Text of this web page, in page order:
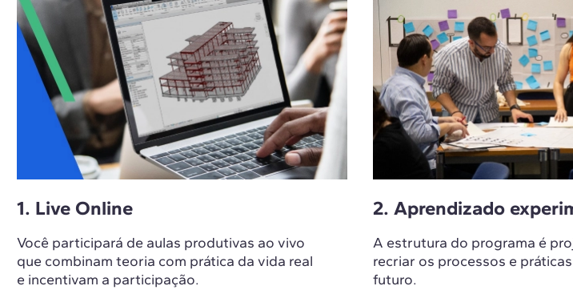
1. Live Online
Você participará de aulas produtivas ao vivo
que combinam teoria com prática da vida real
e incentivam a participação.
2. Aprendizado
A estrutura do programa é
recriar os processos e
futuro.